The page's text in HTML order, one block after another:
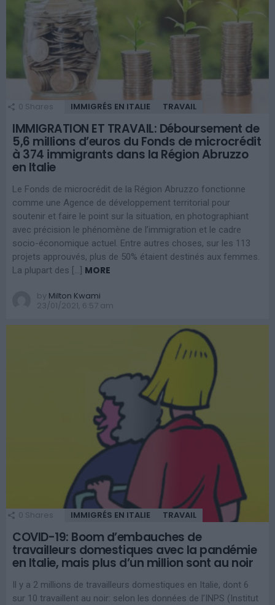
0 Shares IMMIGRÉS EN ITALIE TRAVAIL
IMMIGRATION ET TRAVAIL: Déboursement de
5,6 millions d’euros du Fonds de microcrédit
à 374 immigrants dans la Région Abruzzo
en Italie
Le Fonds de microcrédit de la Région Abruzzo fonctionne
comme une Agence de développement territorial pour
soutenir et faire le point sur la situation, en photographiant
avec précision le phénomène de l’immigration et le cadre
socio-économique actuel. Entre autres choses, sur les 113
projets approuvés, plus de 50% étaient destinés aux femmes.
La plupart des […] MORE
by Milton Kwami
23/01/2021, 6:57 am
0 Shares IMMIGRÉS EN ITALIE TRAVAIL
COVID-19: Boom d’embauches de
travailleurs domestiques avec la pandémie
en Italie, mais plus d’un million sont au noir
Il y a 2 millions de travailleurs domestiques en Italie, dont 6
sur 10 travaillent au noir: selon les données de l’INPS (Institut